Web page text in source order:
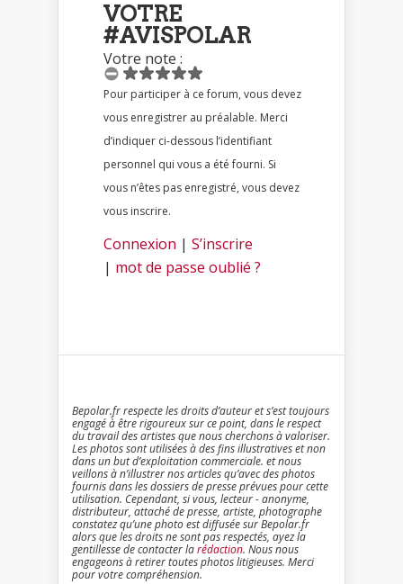
VOTRE
#AVISPOLAR
Votre note :
Pour participer à ce forum, vous devez
vous enregistrer au préalable. Merci
d’indiquer ci-dessous l’identifiant
personnel qui vous a été fourni. Si
vous n’êtes pas enregistré, vous devez
vous inscrire.
Connexion | S’inscrire
| mot de passe oublié ?
Bepolar.fr respecte les droits d’auteur et s’est toujours
engagé à être rigoureux sur ce point, dans le respect
du travail des artistes que nous cherchons à valoriser.
Les photos sont utilisées à des fins illustratives et non
dans un but d’exploitation commerciale. et nous
veillons à n’illustrer nos articles qu’avec des photos
fournis dans les dossiers de presse prévues pour cette
utilisation. Cependant, si vous, lecteur - anonyme,
distributeur, attaché de presse, artiste, photographe
constatez qu’une photo est diffusée sur Bepolar.fr
alors que les droits ne sont pas respectés, ayez la
gentillesse de contacter larédaction. Nous nous
engageons à retirer toutes photos litigieuses. Merci
pour votre compréhension.